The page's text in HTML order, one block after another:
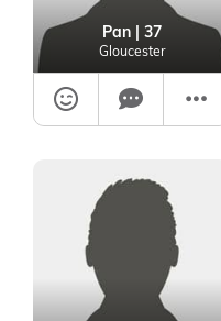
Pan| 37
Gloucester